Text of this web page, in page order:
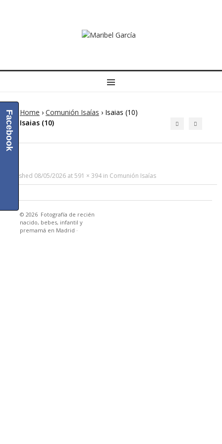
MENU
Home › Comunión Isaías › Isaias (10)
Isaias (10)
Published 08/05/2026 at591 × 394 in Comunión Isaías
© 2026 Fotografía de recién
nacido, bebes, infantil y
premamá en Madrid ·
Facebook